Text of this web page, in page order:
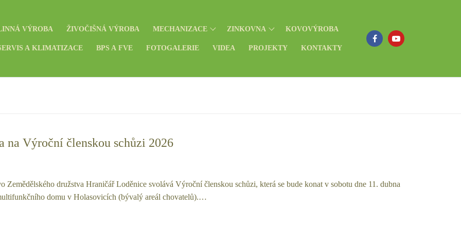
VÝROBA ŽIVOČIŠNÁ VÝROBA MECHANIZACE ZINKOVNA KOVOVÝROBA
A KLIMATIZACE BPS A FVE FOTOGALERIE VIDEA PROJEKTY KONTAKTY
na Výroční členskou schůzi 2026
Zemědělského družstva Hraničář Loděnice svolává Výroční členskou schůzi, která se bude konat v sobotu dne 11. dubna
domu v Holasovicích (bývalý areál chovatelů).…